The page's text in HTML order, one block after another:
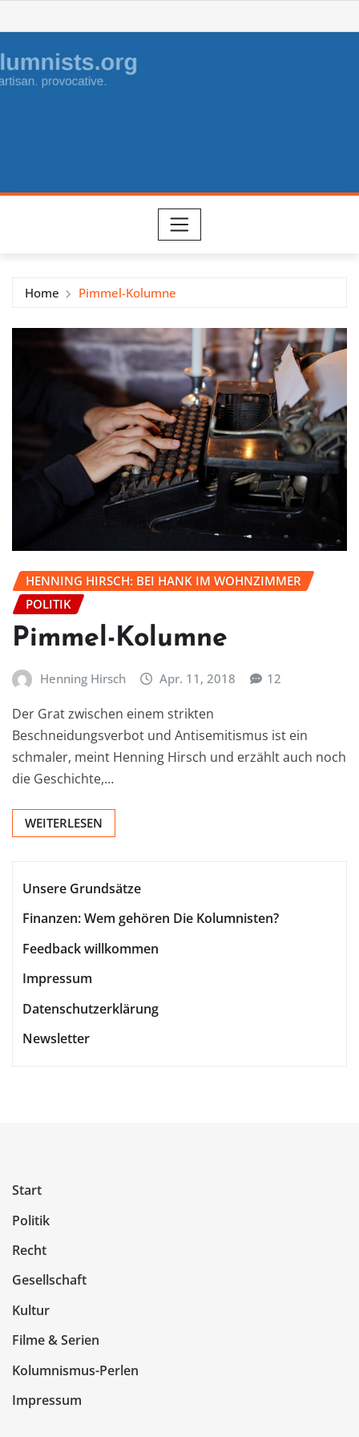
to
content
Home Pimmel-Kolumne
HENNING HIRSCH: BEI HANK IM WOHNZIMMER
POLITIK
Pimmel-Kolumne
Henning Hirsch Apr. 11, 2018 12
Der Grat zwischen einem strikten
Beschneidungsverbot und Antisemitismus ist ein
schmaler, meint Henning Hirsch und erzählt auch noch
die Geschichte,…
WEITERLESEN
Unsere Grundsätze
Finanzen: Wem gehören Die Kolumnisten?
Feedback willkommen
Impressum
Datenschutzerklärung
Newsletter
Start
Politik
Recht
Gesellschaft
Kultur
Filme & Serien
Kolumnismus-Perlen
Impressum